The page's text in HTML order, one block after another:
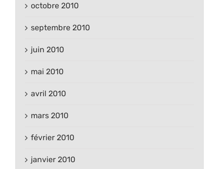
octobre 2010
septembre 2010
juin 2010
mai 2010
avril 2010
mars 2010
février 2010
janvier 2010